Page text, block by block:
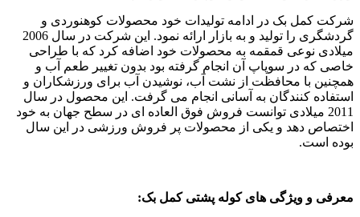
شرکت کمل بک در ادامه تولیدات خود محصولات کوهنوردی و
گردشگری را تولید و به بازار ارائه نمود. این شرکت در سال 2006
میلادی نوعی قمقمه به محصولات خود اضافه کرد که با طراحی
خاصی که در سوپاپ آن انجام گرفته بود بدون تغییر طعم آب و
همچنین با محافظت از نشت آب، نوشیدن آب برای ورزشکاران و
استفاده کنندگان به آسانی انجام می گرفت. این محصول در سال
2011 میلادی توانست فروش فوق العاده ای در سطح جهان به خود
اختصاص دهد و یکی از محصولات پر فروش ورزشی در این سال
بوده است.
معرفی و ویژگی های کوله پشتی کمل بک: